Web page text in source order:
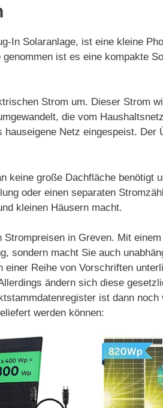
In Solaranlage, ist eine kleine
ist es eine kompakte
Strom um. Dieser Strom
die vom
Netz eingespeist. Der
keine große Dachfläche benötigt
oder einen separaten
kleinen Häusern macht.
in Greven. Mit
sondern macht Sie auch
Reihe von Vorschriften
ändern sich diese
ist dann
werden können: